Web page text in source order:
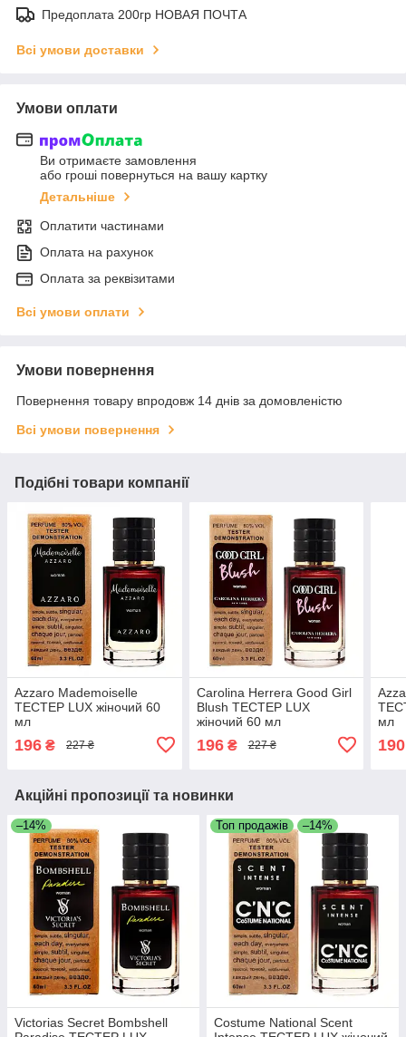
Предоплата 200гр НОВАЯ ПОЧТА
Всі умови доставки
Умови оплати
Ви отримаєте замовлення
або гроші повернуться на вашу картку
Детальніше
Оплатити частинами
Оплата на рахунок
Оплата за реквізитами
Всі умови оплати
Умови повернення
Повернення товару впродовж 14 днів за домовленістю
Всі умови повернення
Подібні товари компанії
Azzaro Mademoiselle
ТЕСТЕР LUX жіночий 60
мл
196 ₴ 227 ₴
Carolina Herrera Good Girl
Blush ТЕСТЕР LUX
жіночий 60 мл
196₴ 227 ₴
мл
190
Акційні пропозиції та новинки
–14%
Victorias Secret Bombshell
Топ продажів –14%
Costume National Scent